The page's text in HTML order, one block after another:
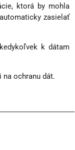
ktorá by mohla
zasielať
k dátam
na ochranu dát.